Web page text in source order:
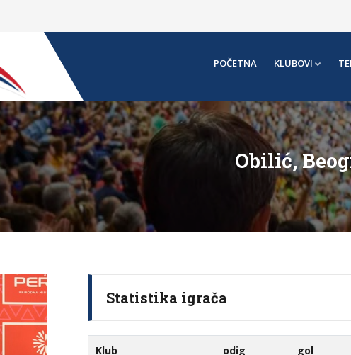
POČETNA KLUBOVI
Obilić,
Statistika igrača
Klub odig gol